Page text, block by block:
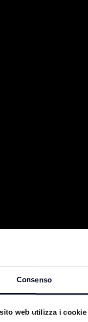
Consenso
web utilizza i cookie
si
dell'Emilia-